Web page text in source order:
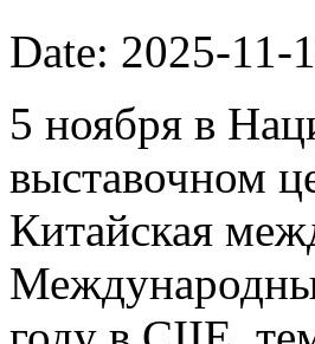
Date: 2025-11-
5 ноября в
выставочном
Китайская